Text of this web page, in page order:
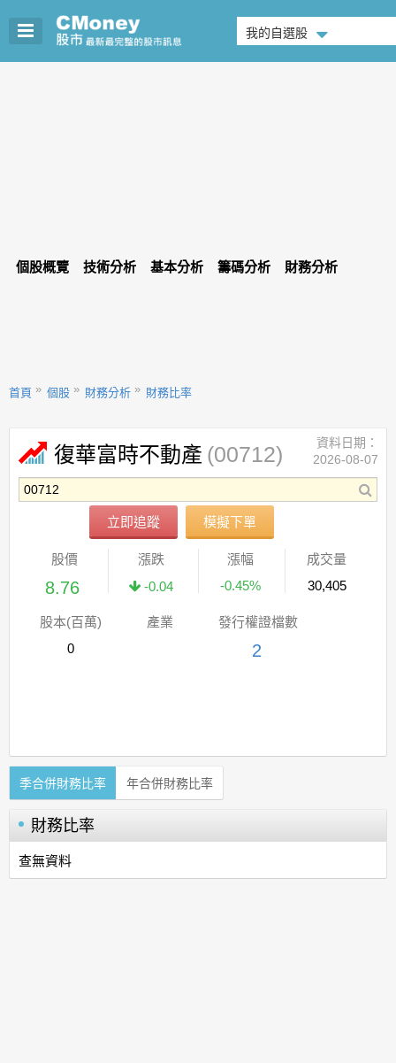
我的自選股
個股概覽 技術分析 基本分析 籌碼分析 財務分析
首頁 個股 財務分析 財務比率
復華富時不動產 (00712)
立即追蹤 模擬下單
資料日期：
2026-08-07
股價
8.76
漲跌
-0.04
漲幅
-0.45%
成交量
30,405
股本(百萬)
0
產業 發行權證檔數
2
季合併財務比率 年合併財務比率
財務比率
查無資料